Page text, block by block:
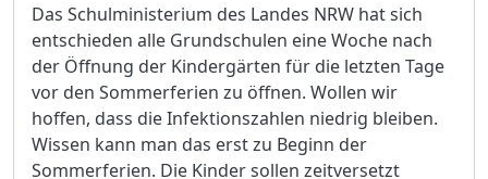
Das Schulministerium des Landes NRW hat sich
entschieden alle Grundschulen eine Woche nach
der Öffnung der Kindergärten für die letzten Tage
vor den Sommerferien zu öffnen. Wollen wir
hoffen, dass die Infektionszahlen niedrig bleiben.
Wissen kann man das erst zu Beginn der
Sommerferien. Die Kinder sollen zeitversetzt